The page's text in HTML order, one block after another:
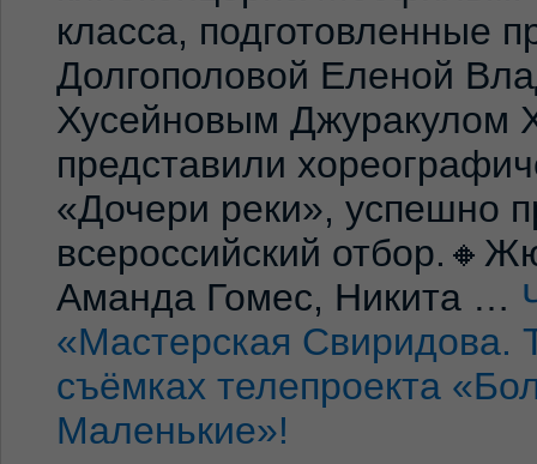
класса, подготовленные
Долгополовой Еленой
Хусейновым Джуракулом
представили
«Дочери реки», успешно
всероссийский
Аманда Гомес, Никита …
«Мастерская Свиридова.
съёмках телепроекта
Маленькие»!